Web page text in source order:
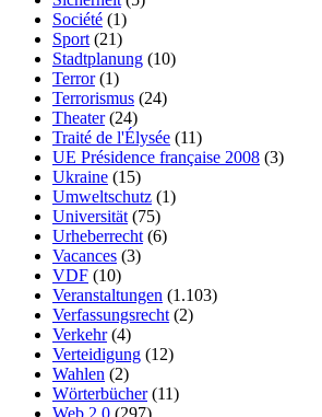
Société (1)
Sport (21)
Stadtplanung (10)
Terror(1)
Terrorismus (24)
Theater(24)
Traité de l'Élysée (11)
UE Présidence française 2008 (3)
Ukraine (15)
Umweltschutz (1)
Universität (75)
Urheberrecht (6)
Vacances (3)
VDF (10)
Veranstaltungen (1.103)
Verfassungsrecht (2)
Verkehr(4)
Verteidigung (12)
Wahlen (2)
Wörterbücher(11)
Web 2.0 (297)